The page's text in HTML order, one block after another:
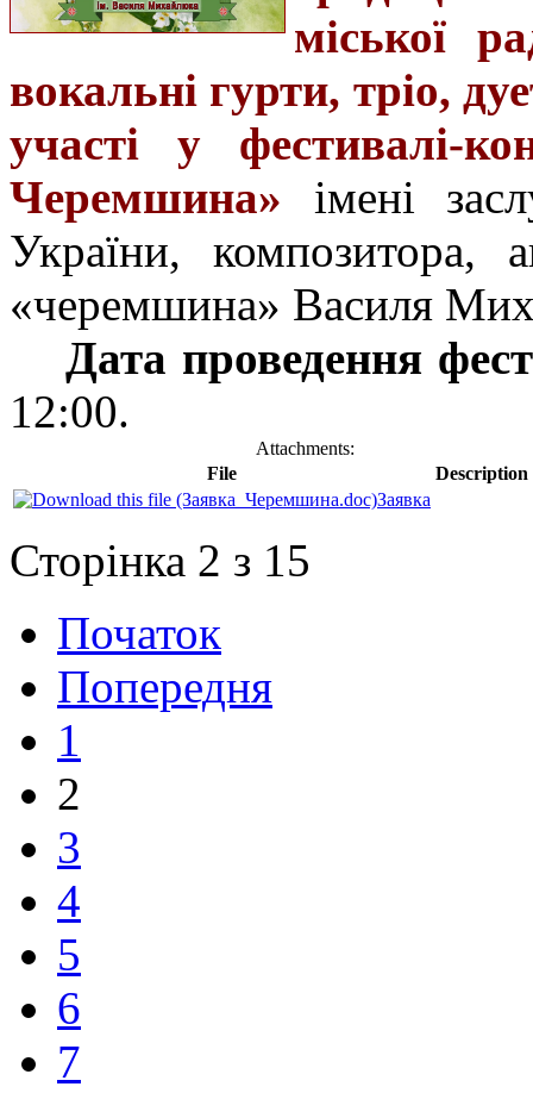
міської
вокальні гурти, тріо,
участі у фестивалі-
Черемшина» імені
України, композитора,
«черемшина» Василя
Дата проведення
12:00.
Attachments:
File
Description
Заявка
Сторінка 2 з 15
Початок
Попередня
1
2
3
4
5
6
7